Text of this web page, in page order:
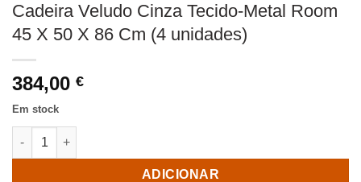
Cadeira Veludo Cinza Tecido-Metal Room
45 X 50 X 86 Cm (4 unidades)
384,00 €
Em stock
Quantidade de Cadeira Veludo Cinza Tecido-Metal Room 45 X
ADICIONAR